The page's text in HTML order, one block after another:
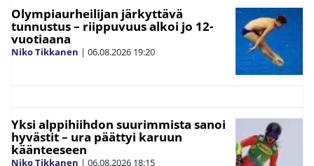
Olympiaurheilijan järkyttävä
tunnustus – riippuvuus alkoi jo 12-
vuotiaana
Niko Tikkanen | 06.08.2026 19:20
Yksi alppihiihdon suurimmista sanoi
hyvästit – ura päättyi karuun
käänteeseen
Niko Tikkanen | 06.08.2026 18:15